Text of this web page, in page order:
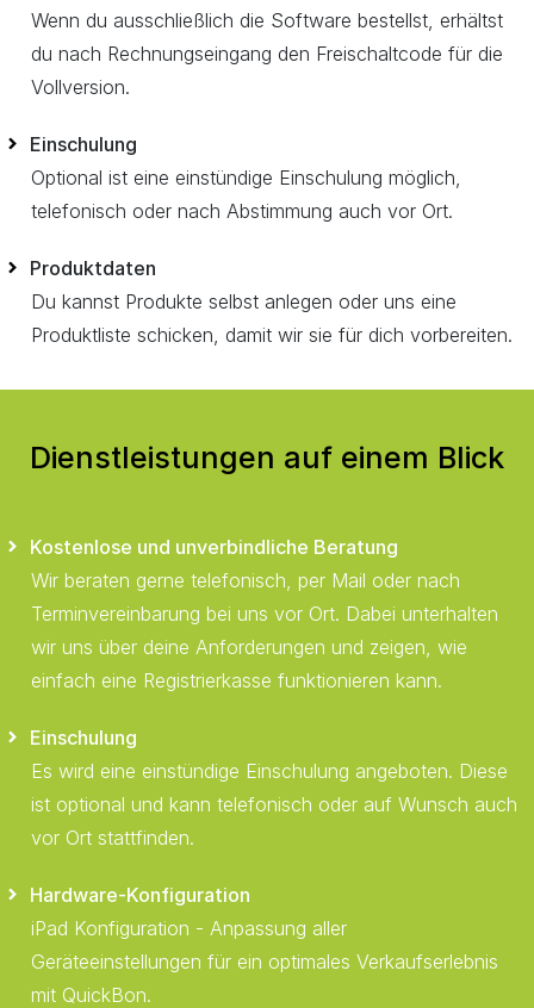
Wenn du ausschließlich die Software bestellst, erhältst
du nach Rechnungseingang den Freischaltcode für die
Vollversion.
Einschulung
Optional ist eine einstündige Einschulung möglich,
telefonisch oder nach Abstimmung auch vor Ort.
Produktdaten
Du kannst Produkte selbst anlegen oder uns eine
Produktliste schicken, damit wir sie für dich vorbereiten.
Dienstleistungen auf einem Blick
Kostenlose und unverbindliche Beratung
Wir beraten gerne telefonisch, per Mail oder nach
Terminvereinbarung bei uns vor Ort. Dabei unterhalten
wir uns über deine Anforderungen und zeigen, wie
einfach eine Registrierkasse funktionieren kann.
Einschulung
Es wird eine einstündige Einschulung angeboten. Diese
ist optional und kann telefonisch oder auf Wunsch auch
vor Ort stattfinden.
Hardware-Konfiguration
iPad Konfiguration - Anpassung aller
Geräteeinstellungen für ein optimales Verkaufserlebnis
mit QuickBon.